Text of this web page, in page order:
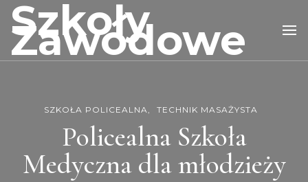
Szkoły
Zawodowe
SZKOŁA POLICEALNA TECHNIK MASAŻYSTA
Policealna Szkoła
Medyczna dla młodzieży